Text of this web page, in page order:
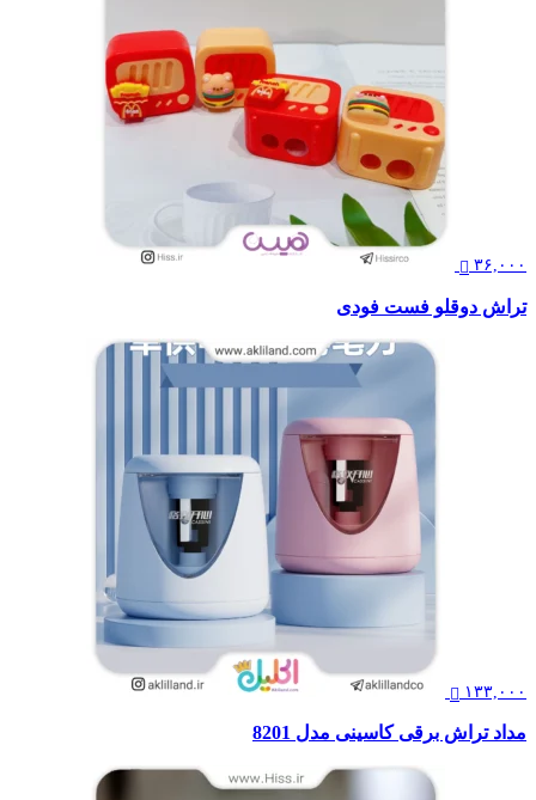
۳۶,۰۰۰
تراش دوقلو فست فودی
۱۳۳,۰۰۰
مداد تراش برقی کاسینی مدل 8201